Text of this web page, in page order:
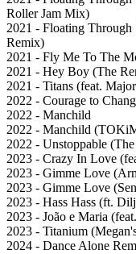
Roller Jam Mix)
2021 - Floating
Remix)
2021 - Fly Me To The
2021 - Hey Boy (The
2021 - Titans (feat.
2022 - Courage to
2022 - Manchild
2022 - Manchild
2022 - Unstoppable
2023 - Crazy In Love
2023 - Gimme Love
2023 - Gimme Love
2023 - Hass Hass (ft.
2023 - João e Maria
2023 - Titanium
2024 - Dance Alone